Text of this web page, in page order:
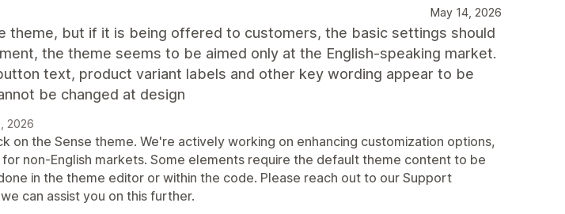
May 14, 2026
theme, but if it is being offered to customers, the basic settings should
the theme seems to be aimed only at the English-speaking market.
text, product variant labels and other key wording appear to be
be changed at design
2026
on the Sense theme. We're actively working on enhancing customization options,
non-English markets. Some elements require the default theme content to be
in the theme editor or within the code. Please reach out to our Support
can assist you on this further.